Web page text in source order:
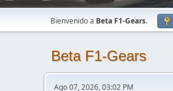
Bienvenido a Beta F1-Gears.
Beta F1-Gears
Ago 07, 2026, 03:02 PM